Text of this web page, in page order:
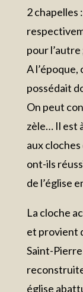
2 chapelles
pour
A
possédait
On peut
zèle… Il est
aux
ont-ils
de l’église
La cloche
et provient
Saint-
église